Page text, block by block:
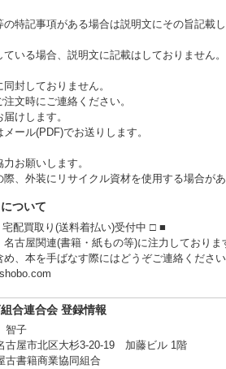
の特記事項がある場合は説明文にその旨記載
ている場合、説明文に記載はしておりません。
封しておりません。
文時にご連絡ください。
けします。
ール(PDF)でお送りします。
お願いします。
、外装にリサイクル資材を使用する場合が
ついて
配買取り(送料着払い)受付中 □ ■
古屋関連(書籍・紙もの等)に注力しておりま
め、本を手ばなす際にはどうぞご連絡ください
合連合会 登録情報
智子
古屋市北区大杉3-20-19 加藤ビル 1階
古書籍商業協同組合